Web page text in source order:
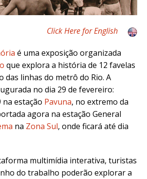
Click Here for English
é uma exposição organizada
que explora a história de 12 favelas
das linhas do metrô do Rio. A
no dia 29 de fevereiro:
na estação Pavuna, no extremo da
agora na estação General
na Zona Sul, onde ficará até dia
multimídia interativa, turistas
do trabalho poderão explorar a